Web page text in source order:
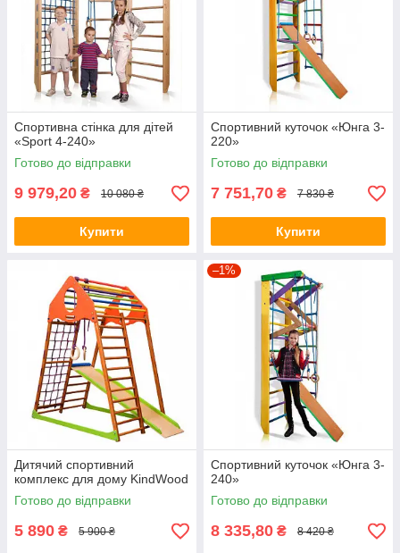
Спортивна стінка для дітей
«Sport 4-240»
Готово до відправки
9 979,20 ₴ 10 080 ₴
Купити
Спортивний куточок «Юнга 3-
220»
Готово до відправки
7 751,70 ₴ 7 830 ₴
Купити
Дитячий спортивний
комплекс для дому KindWood
Готово до відправки
5 890 ₴ 5 900 ₴
–1%
Спортивний куточок «Юнга 3-
240»
Готово до відправки
8 335,80 ₴ 8 420 ₴